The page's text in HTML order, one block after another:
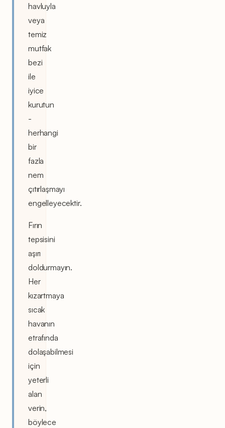
havluyla
veya
temiz
mutfak
bezi
ile
iyice
kurutun
-
herhangi
bir
fazla
nem
çıtırlaşmayı
engelleyecektir.
Fırın
tepsisini
aşırı
doldurmayın.
Her
kızartmaya
sıcak
havanın
etrafında
dolaşabilmesi
için
yeterli
alan
verin,
böylece